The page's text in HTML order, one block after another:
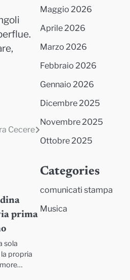
Cecere
prima
sola
propria
Maggio 2026
Aprile 2026
Marzo 2026
Febbraio 2026
Gennaio 2026
Dicembre 2025
Novembre 2025
Ottobre 2025
Categories
comunicati stampa
Musica